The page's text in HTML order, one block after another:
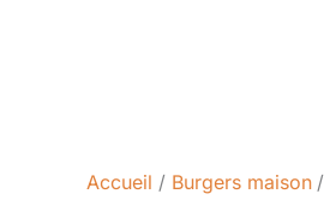
Accueil Burgers maison